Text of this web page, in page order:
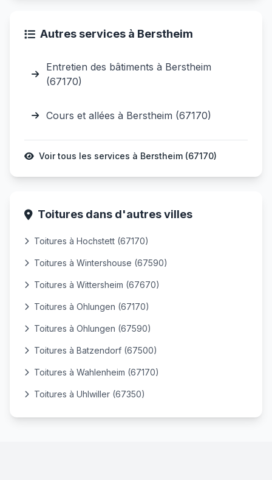
Autres services à Berstheim
Entretien des bâtiments à Berstheim
(67170)
Cours et allées à Berstheim (67170)
Voir tous les services à Berstheim (67170)
Toitures dans d'autres villes
Toitures à Hochstett (67170)
Toitures à Wintershouse (67590)
Toitures à Wittersheim (67670)
Toitures à Ohlungen (67170)
Toitures à Ohlungen (67590)
Toitures à Batzendorf (67500)
Toitures à Wahlenheim (67170)
Toitures à Uhlwiller (67350)